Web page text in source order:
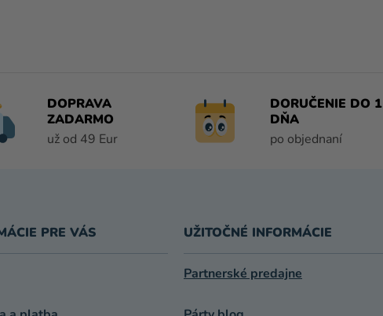
Y
V
Ý
DOPRAVA
ZADARMO
už od 49 Eur
DORUČENIE DO 1
DŇA
po objednaní
PRE VÁS UŽITOČNÉ INFORMÁCIE
Partnerské predajne